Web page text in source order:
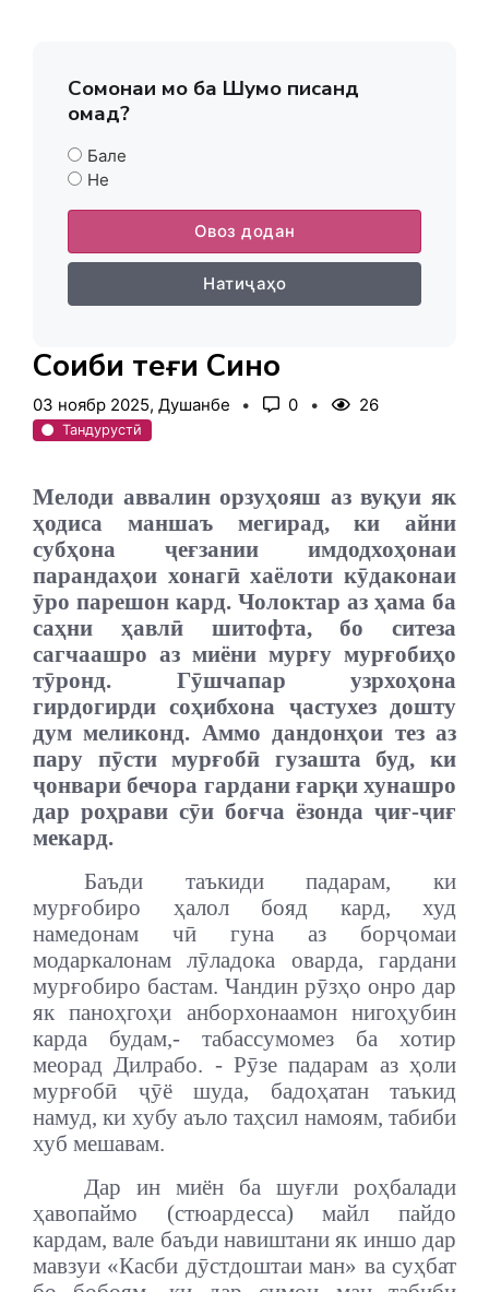
Сомонаи мо ба Шумо писанд
омад?
Бале
Не
Овоз додан
Натиҷаҳо
Соҳиби теғи Сино
03 ноябр 2025, Душанбе 0 26
Тандурустӣ
Мелоди аввалин орзуҳояш аз вуқуи як
ҳодиса маншаъ мегирад, ки айни
субҳона ҷеғзании имдодхоҳонаи
парандаҳои хонагӣ хаёлоти кӯдаконаи
ӯро парешон кард. Чолоктар аз ҳама ба
саҳни ҳавлӣ шитофта, бо ситеза
сагчаашро аз миёни мурғу мурғобиҳо
тӯронд. Гӯшчапар узрхоҳона
гирдогирди соҳибхона ҷастухез дошту
дум меликонд. Аммо дандонҳои тез аз
пару пӯсти мурғобӣ гузашта буд, ки
ҷонвари бечора гардани ғарқи хунашро
дар роҳрави сӯи боғча ёзонда ҷиғ-ҷиғ
мекард.
Баъди таъкиди падарам, ки
мурғобиро ҳалол бояд кард, худ
намедонам чӣ гуна аз борҷомаи
модаркалонам лӯладока оварда, гардани
мурғобиро бастам. Чандин рӯзҳо онро дар
як паноҳгоҳи анборхонаамон нигоҳубин
карда будам,- табассумомез ба хотир
меорад Дилрабо. - Рӯзе падарам аз ҳоли
мурғобӣ ҷӯё шуда, бадоҳатан таъкид
намуд, ки хубу аъло таҳсил намоям, табиби
хуб мешавам.
Дар ин миён ба шуғли роҳбалади
ҳавопаймо (стюардесса) майл пайдо
кардам, вале баъди навиштани як иншо дар
мавзуи «Касби дӯстдоштаи ман» ва суҳбат